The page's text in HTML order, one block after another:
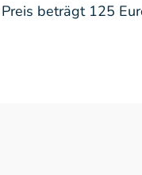
beträgt 125